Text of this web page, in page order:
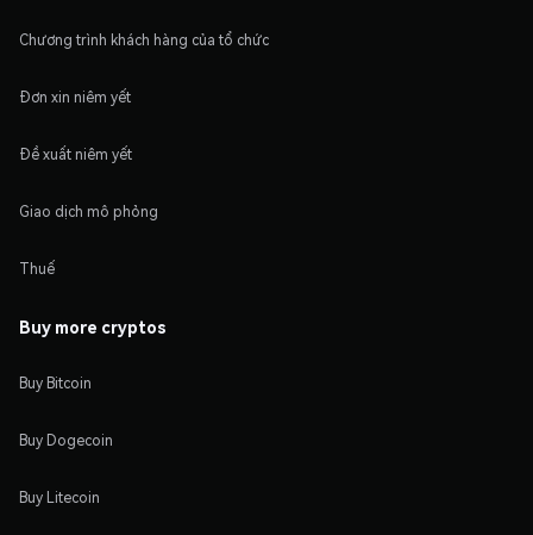
Chương trình khách hàng của tổ chức
Đơn xin niêm yết
Đề xuất niêm yết
Giao dịch mô phỏng
Thuế
Buy more cryptos
Buy Bitcoin
Buy Dogecoin
Buy Litecoin